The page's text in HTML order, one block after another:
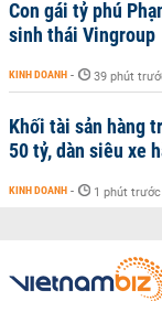
Con gái tỷ phú
sinh thái Vingroup
KINH DOANH - 39 phút
Khối tài sản hàng
50 tỷ, dàn siêu xe
KINH DOANH - 1 phút trước